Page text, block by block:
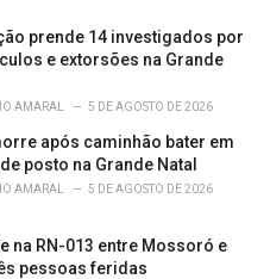
prende 14 investigados por
e extorsões na Grande
AMARAL 5 DE AGOSTO DE 2026
após caminhão bater em
posto na Grande Natal
AMARAL 5 DE AGOSTO DE 2026
na RN-013 entre Mossoró e
pessoas feridas